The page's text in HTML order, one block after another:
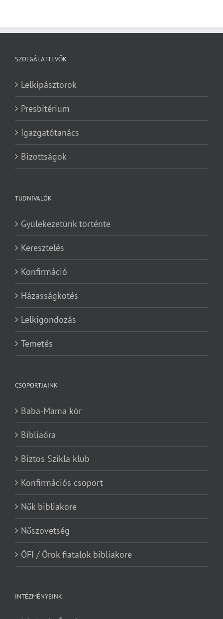
SZOLGÁLATTEVŐK
Lelkipásztorok
Presbitérium
Igazgatótanács
Bizottságok
TUDNIVALÓK
Gyülekezetünk történte
Keresztelés
Konfirmáció
Házasságkötés
Lelkigondozás
Temetés
CSOPORTJAINK
Baba-Mama kör
Bibliaóra
Biztos Szikla klub
Konfirmációs csoport
Nők bibliaköre
Nőszövetség
ÖFI / Örök fiatalok bibliaköre
INTÉZMÉNYEINK